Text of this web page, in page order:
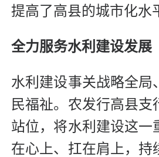
提高了高县的城市化水
全力服务水利建设发展
水利建设事关战略全局
民福祉。农发行高县支
站位，将水利建设这一
在心上、扛在肩上，持